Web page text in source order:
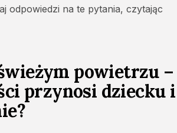
odpowiedzi na te pytania, czytając
powietrzu –
przynosi dziecku i